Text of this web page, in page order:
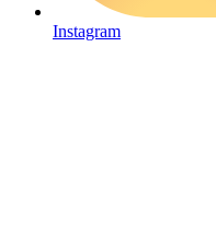
Instagram